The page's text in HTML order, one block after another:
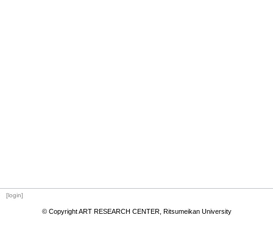
[login]
© Copyright ART RESEARCH CENTER, Ritsumeikan University